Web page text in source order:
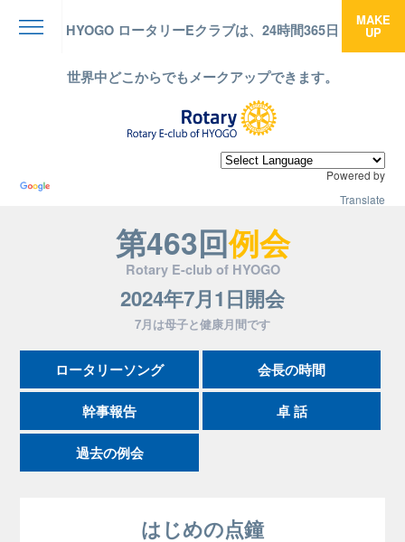
HYOGO ロータリーEクラブは、24時間365日
世界中どこからでもメークアップできます。
MAKE
UP
Powered by
Translate
第463回例会
Rotary E-club of HYOGO
2024年7月1日開会
7月は母子と健康月間です
ロータリーソング 会長の時間
幹事報告 卓 話
過去の例会
はじめの点鐘